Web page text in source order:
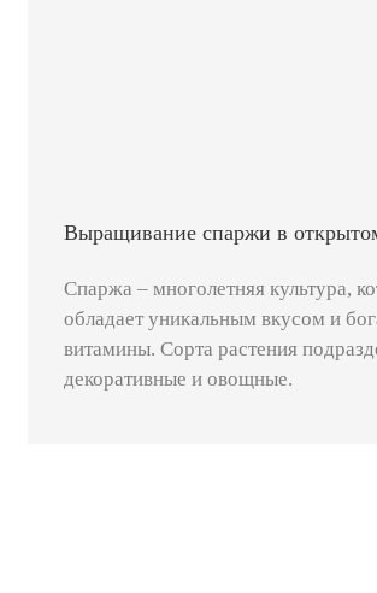
Выращивание спаржи в
Спаржа – многолетняя культура,
обладает уникальным вкусом и
витамины. Сорта растения
декоративные и овощные.